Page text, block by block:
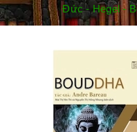
Đức - Hegel -